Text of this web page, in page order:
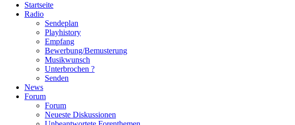
Startseite
Radio
Sendeplan
Playhistory
Empfang
Bewerbung/Bemusterung
Musikwunsch
Unterbrochen ?
Senden
News
Forum
Forum
Neueste Diskussionen